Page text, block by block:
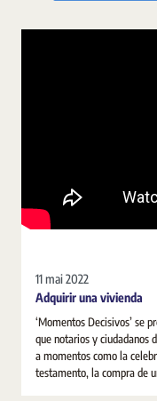
11 mai 2022
Adquirir una vivienda
‘Momentos Decisivos’ se
que notarios y ciudadanos
a momentos como la
testamento, la compra de